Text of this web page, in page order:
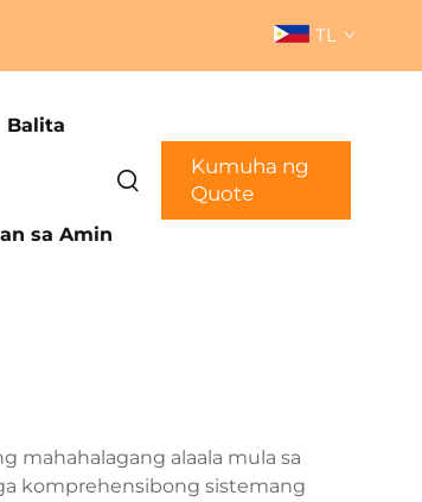
TL
Balita
sa Amin
Kumuha ng
Quote
mahahalagang alaala mula sa
komprehensibong sistemang